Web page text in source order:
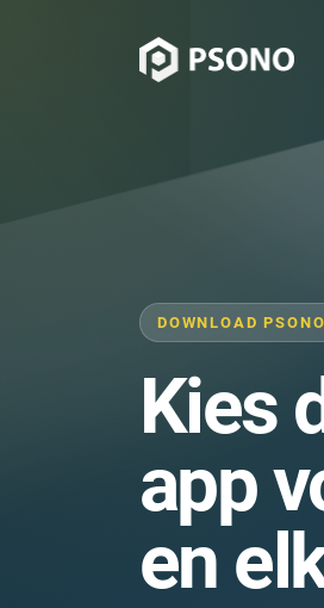
DOWNLOAD PSONO
Kies
app
en